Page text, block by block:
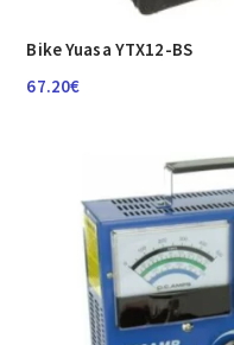
Bike Yuasa YTX12-BS
67.20€